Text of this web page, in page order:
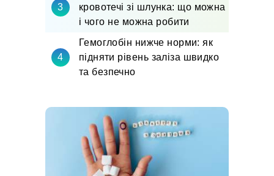
кровотечі зі шлунка: що можна
і чого не можна робити
Гемоглобін нижче норми: як
підняти рівень заліза швидко
та безпечно